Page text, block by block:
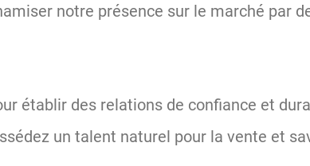
notre présence sur le marché par
établir des relations de confiance et
un talent naturel pour la vente et